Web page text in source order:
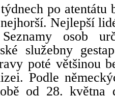
po atentátu
Nejlepší
osob
služebny
poté většinou
Podle
od 28. května